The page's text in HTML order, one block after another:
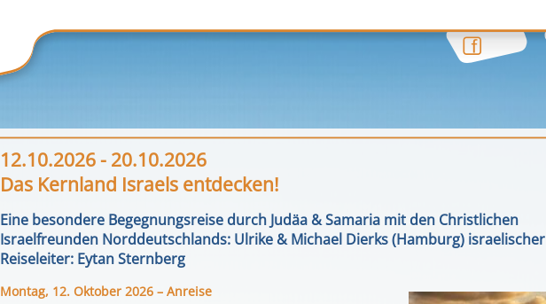
12.10.2026 - 20.10.2026
Das Kernland Israels entdecken!
Eine besondere Begegnungsreise durch Judäa & Samaria mit den Christlichen
Israelfreunden Norddeutschlands: Ulrike & Michael Dierks (Hamburg) israelischer
Reiseleiter: Eytan Sternberg
Montag, 12. Oktober 2026 – Anreise